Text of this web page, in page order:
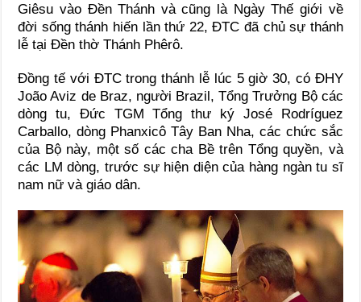
Giêsu vào Đền Thánh và cũng là Ngày Thế giới về
đời sống thánh hiến lần thứ 22, ĐTC đã chủ sự thánh
lễ tại Đền thờ Thánh Phêrô.
Đồng tế với ĐTC trong thánh lễ lúc 5 giờ 30, có ĐHY
João Aviz de Braz, người Brazil, Tổng Trưởng Bộ các
dòng tu, Đức TGM Tổng thư ký José Rodríguez
Carballo, dòng Phanxicô Tây Ban Nha, các chức sắc
của Bộ này, một số các cha Bề trên Tổng quyền, và
các LM dòng, trước sự hiện diện của hàng ngàn tu sĩ
nam nữ và giáo dân.